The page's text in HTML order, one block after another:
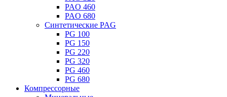
PAO 460
PAO 680
Синтетические PAG
PG 100
PG 150
PG 220
PG 320
PG 460
PG 680
Компрессорные